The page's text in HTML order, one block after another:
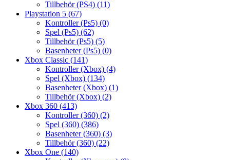
Tillbehör (PS4) (11)
Playstation 5 (67)
Kontroller (Ps5) (0)
Spel (Ps5) (62)
Tillbehör (Ps5) (5)
Basenheter (Ps5) (0)
Xbox Classic (141)
Kontroller (Xbox) (4)
Spel (Xbox) (134)
Basenheter (Xbox) (1)
Tillbehör (Xbox) (2)
Xbox 360 (413)
Kontroller (360) (2)
Spel (360) (386)
Basenheter (360) (3)
Tillbehör (360) (22)
Xbox One (140)